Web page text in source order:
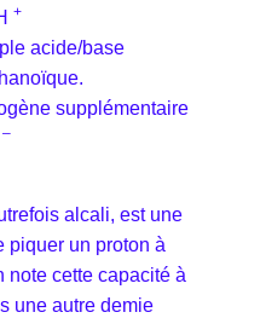
+
acide/base
supplémentaire
–
alcali, est une
piquer un proton à
cette capacité à
une autre demie